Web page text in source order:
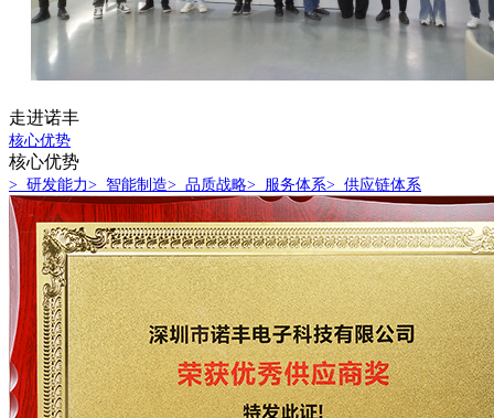
走进诺丰
核心优势
核心优势
> 研发能力> 智能制造> 品质战略> 服务体系> 供应链体系